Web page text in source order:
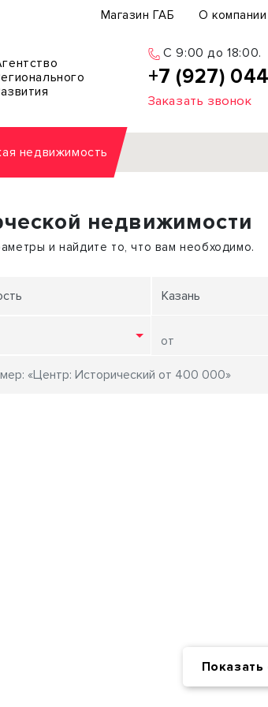
Магазин ГАБ О компании
C 9:00 до 18:00.
+7 (927)
Заказать звонок
недвижимость
Земельный участок
Отдельное здание
Бизнес-центр
недвижимости
и найдите то, что вам необходимо.
Казань